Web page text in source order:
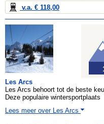
v.a. € 118,00
Les Arcs
Les Arcs behoort tot de beste
Deze populaire wintersportplaats
Lees meer over Les Arcs